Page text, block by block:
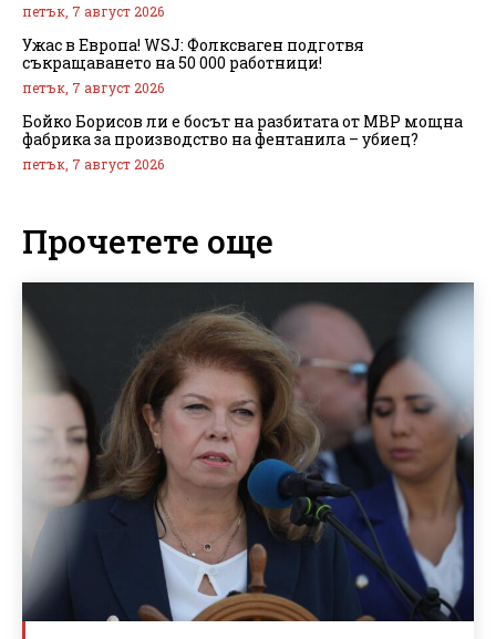
петък, 7 август 2026
Ужас в Европа! WSJ: Фолксваген подготвя
съкращаването на 50 000 работници!
петък, 7 август 2026
Бойко Борисов ли е босът на разбитата от МВР мощна
фабрика за производство на фентанила – убиец?
петък, 7 август 2026
Прочетете още